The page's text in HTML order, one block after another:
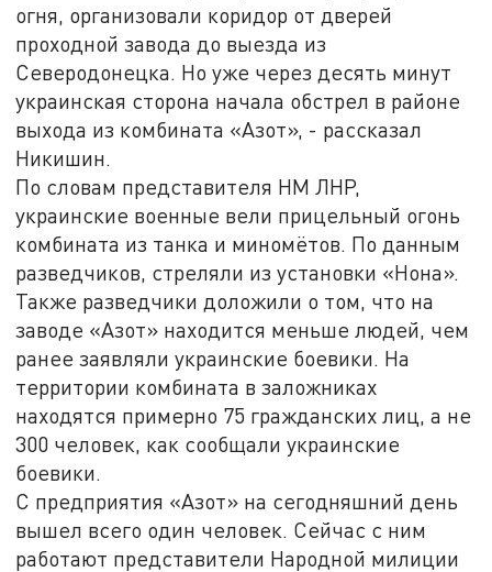
огня, организовали коридор от дверей
проходной завода до выезда из
Северодонецка. Но уже через десять минут
украинская сторона начала обстрел в районе
выхода из комбината «Азот», - рассказал
Никишин.
По словам представителя НМ ЛНР,
украинские военные вели прицельный огонь
комбината из танка и миномётов. По данным
разведчиков, стреляли из установки «Нона».
Также разведчики доложили о том, что на
заводе «Азот» находится меньше людей, чем
ранее заявляли украинские боевики. На
территории комбината в заложниках
находятся примерно 75 гражданских лиц, а не
300 человек, как сообщали украинские
боевики.
С предприятия «Азот» на сегодняшний день
вышел всего один человек. Сейчас с ним
работают представители Народной милиции